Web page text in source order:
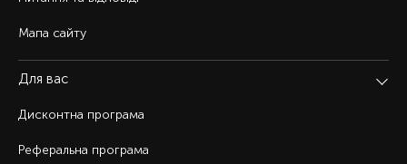
Мапа сайту
Для вас
Дисконтна програма
Реферальна програма